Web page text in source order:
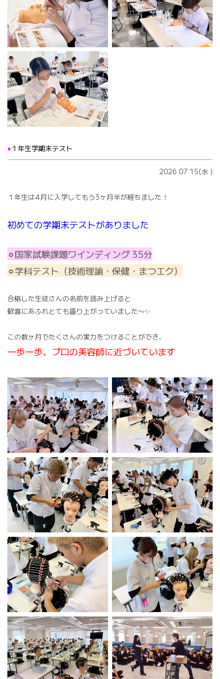
♦️１年生学期末テスト
2026.07.15(水 )
１年生は4月に入学してもう3ヶ月半が経ちました！
初めての学期末テストがありました
⚪︎国家試験課題ワインディング 35分
⚪︎学科テスト（技術理論・保健・まつエク）
合格した生徒さんの名前を読み上げると
歓喜にあふれとても盛り上がっていました〜✨
この数ヶ月でたくさんの実力をつけることができ、
一歩一歩、プロの美容師に近づいています